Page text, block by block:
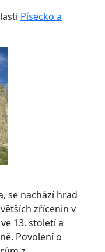
Písecko a
se nachází hrad
zřícenin v
13. století a
Povolení o